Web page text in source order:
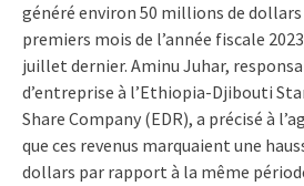
généré environ 50 millions de dollars
premiers mois de l’année fiscale
juillet dernier. Aminu Juhar,
d’entreprise à l’Ethiopia-Djibouti
Share Company (EDR), a précisé à
que ces revenus marquaient une
dollars par rapport à la même